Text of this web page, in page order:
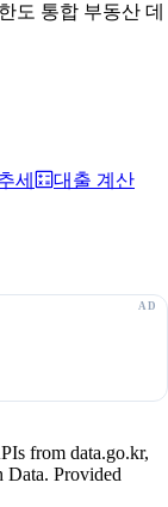
도 통합 부동산 데
세
대출 계산
from data.go.kr,
Provided